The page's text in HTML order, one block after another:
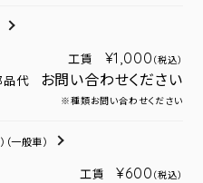
工賃 ¥1,000 （税込）
品代 お問い合わせください
※種類お問い合わせください
（一般車）
工賃 ¥600 （税込）